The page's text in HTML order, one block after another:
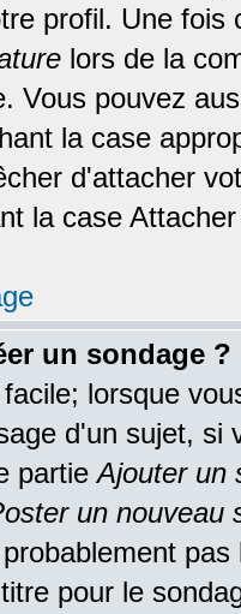
profil. Une fois
lors de la
Vous pouvez
la case
d'attacher
la case
un sondage ?
lorsque
d'un sujet, si
partieAjouter un
un nouveau
pour le